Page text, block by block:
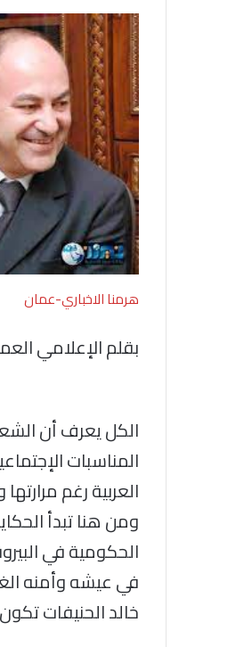
هرمنا الاخباري-عمان
بقلم الإعلامي
الكل يعرف أن
المناسبات
العربية رغم
ومن هنا تبدأ
الحكومية في
في عيشه وأمنه
خالد الحنيفات